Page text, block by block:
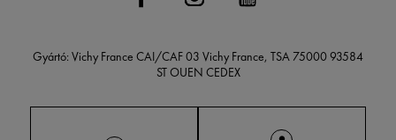
Gyártó: Vichy France CAI/CAF 03 Vichy France, TSA 75000 93584
ST OUEN CEDEX